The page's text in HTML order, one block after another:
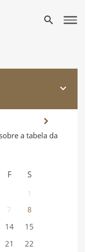
search
F S
1
7
8
14
15
21
22